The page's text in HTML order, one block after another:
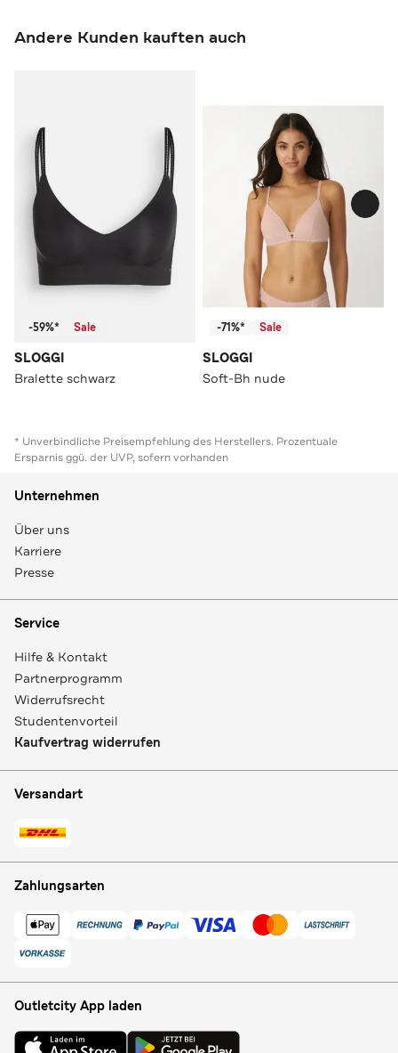
Andere Kunden kauften auch
-59%* Sale
SLOGGI
Bralette schwarz
-71%* Sale
SLOGGI
Soft-Bh nude
* Unverbindliche Preisempfehlung des Herstellers. Prozentuale
Ersparnis ggü. der UVP, sofern vorhanden
Unternehmen
Über uns
Karriere
Presse
Service
Hilfe & Kontakt
Partnerprogramm
Widerrufsrecht
Studentenvorteil
Kaufvertrag widerrufen
Versandart
Zahlungsarten
Outletcity App laden